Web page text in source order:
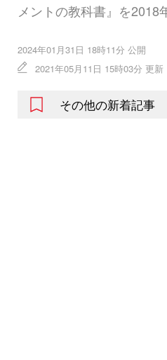
メントの教科書』を2018
2024年01月31日 18時11分 公開
2021年05月11日 15時03分 更新
その他の新着記事